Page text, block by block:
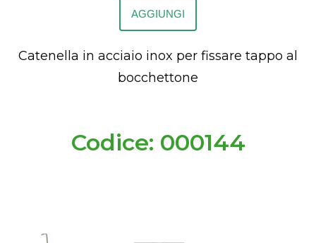
AGGIUNGI
Catenella in acciaio inox per fissare tappo al
bocchettone
Codice: 000144